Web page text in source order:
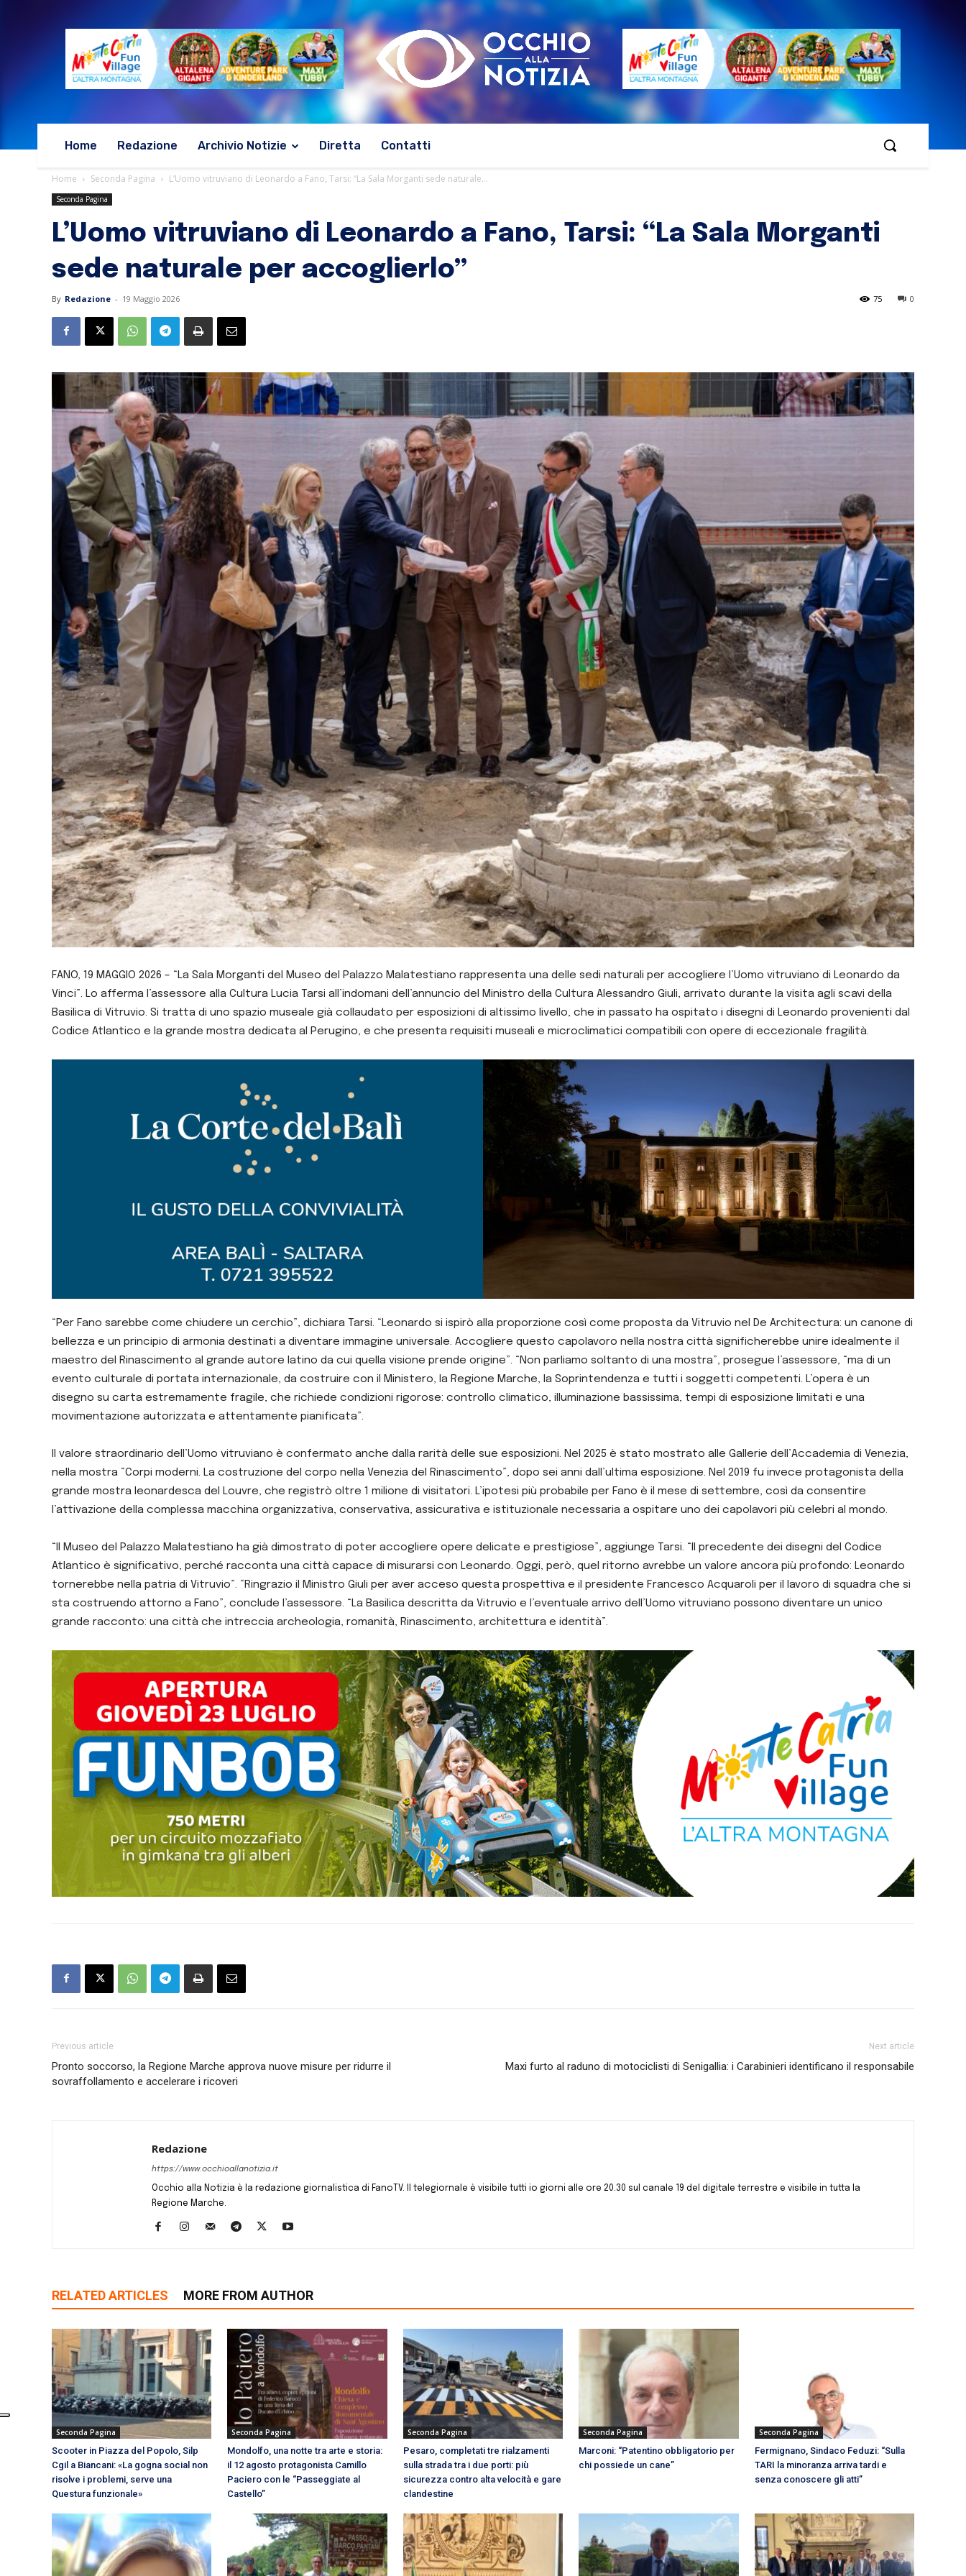
Home Redazione Archivio Notizie Diretta Contatti
Home Seconda Pagina L’Uomo vitruviano di Leonardo a Fano, Tarsi: “La Sala Morganti sede naturale...
Seconda Pagina
L’Uomo vitruviano di Leonardo a Fano, Tarsi: “La Sala Morganti
sede naturale per accoglierlo”
By Redazione - 19 Maggio 2026 0
75
FANO, 19 MAGGIO 2026 – “La Sala Morganti del Museo del Palazzo Malatestiano rappresenta una delle sedi naturali per accogliere l’Uomo vitruviano di Leonardo da
Vinci”. Lo afferma l’assessore alla Cultura Lucia Tarsi all’indomani dell’annuncio del Ministro della Cultura Alessandro Giuli, arrivato durante la visita agli scavi della
Basilica di Vitruvio. Si tratta di uno spazio museale già collaudato per esposizioni di altissimo livello, che in passato ha ospitato i disegni di Leonardo provenienti dal
Codice Atlantico e la grande mostra dedicata al Perugino, e che presenta requisiti museali e microclimatici compatibili con opere di eccezionale fragilità.
“Per Fano sarebbe come chiudere un cerchio”, dichiara Tarsi. “Leonardo si ispirò alla proporzione così come proposta da Vitruvio nel De Architectura: un canone di
bellezza e un principio di armonia destinati a diventare immagine universale. Accogliere questo capolavoro nella nostra città significherebbe unire idealmente il
maestro del Rinascimento al grande autore latino da cui quella visione prende origine”. “Non parliamo soltanto di una mostra”, prosegue l’assessore, “ma di un
evento culturale di portata internazionale, da costruire con il Ministero, la Regione Marche, la Soprintendenza e tutti i soggetti competenti. L’opera è un
disegno su carta estremamente fragile, che richiede condizioni rigorose: controllo climatico, illuminazione bassissima, tempi di esposizione limitati e una
movimentazione autorizzata e attentamente pianificata”.
Il valore straordinario dell’Uomo vitruviano è confermato anche dalla rarità delle sue esposizioni. Nel 2025 è stato mostrato alle Gallerie dell’Accademia di Venezia,
nella mostra “Corpi moderni. La costruzione del corpo nella Venezia del Rinascimento”, dopo sei anni dall’ultima esposizione. Nel 2019 fu invece protagonista della
grande mostra leonardesca del Louvre, che registrò oltre 1 milione di visitatori. L’ipotesi più probabile per Fano è il mese di settembre, così da consentire
l’attivazione della complessa macchina organizzativa, conservativa, assicurativa e istituzionale necessaria a ospitare uno dei capolavori più celebri al mondo.
“Il Museo del Palazzo Malatestiano ha già dimostrato di poter accogliere opere delicate e prestigiose”, aggiunge Tarsi. “Il precedente dei disegni del Codice
Atlantico è significativo, perché racconta una città capace di misurarsi con Leonardo. Oggi, però, quel ritorno avrebbe un valore ancora più profondo: Leonardo
tornerebbe nella patria di Vitruvio”. “Ringrazio il Ministro Giuli per aver acceso questa prospettiva e il presidente Francesco Acquaroli per il lavoro di squadra che si
sta costruendo attorno a Fano”, conclude l’assessore. “La Basilica descritta da Vitruvio e l’eventuale arrivo dell’Uomo vitruviano possono diventare un unico
grande racconto: una città che intreccia archeologia, romanità, Rinascimento, architettura e identità”.
Previous article
Pronto soccorso, la Regione Marche approva nuove misure per ridurre il
sovraffollamento e accelerare i ricoveri
Next article
Maxi furto al raduno di motociclisti di Senigallia: i Carabinieri identificano il responsabile
Redazione
https://www.occhioallanotizia.it
Occhio alla Notizia è la redazione giornalistica di FanoTV. Il telegiornale è visibile tutti io giorni alle ore 20.30 sul canale 19 del digitale terrestre e visibile in tutta la
Regione Marche.
RELATED ARTICLES MORE FROM AUTHOR
Seconda Pagina
Scooter in Piazza del Popolo, Silp
Cgil a Biancani: «La gogna social non
risolve i problemi, serve una
Questura funzionale»
Seconda Pagina
Mondolfo, una notte tra arte e storia:
il 12 agosto protagonista Camillo
Paciero con le “Passeggiate al
Castello”
Seconda Pagina
Pesaro, completati tre rialzamenti
sulla strada tra i due porti: più
sicurezza contro alta velocità e gare
clandestine
Seconda Pagina
Marconi: “Patentino obbligatorio per
chi possiede un cane”
Seconda Pagina
Fermignano, Sindaco Feduzi: “Sulla
TARI la minoranza arriva tardi e
senza conoscere gli atti”